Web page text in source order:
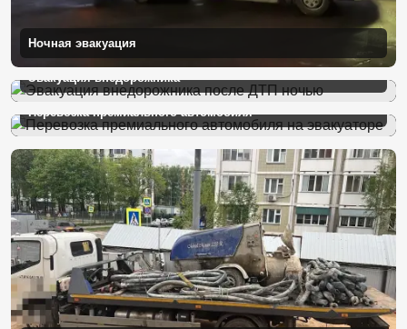
Ночная эвакуация
Эвакуация внедорожника
Перевозка премиального автомобиля